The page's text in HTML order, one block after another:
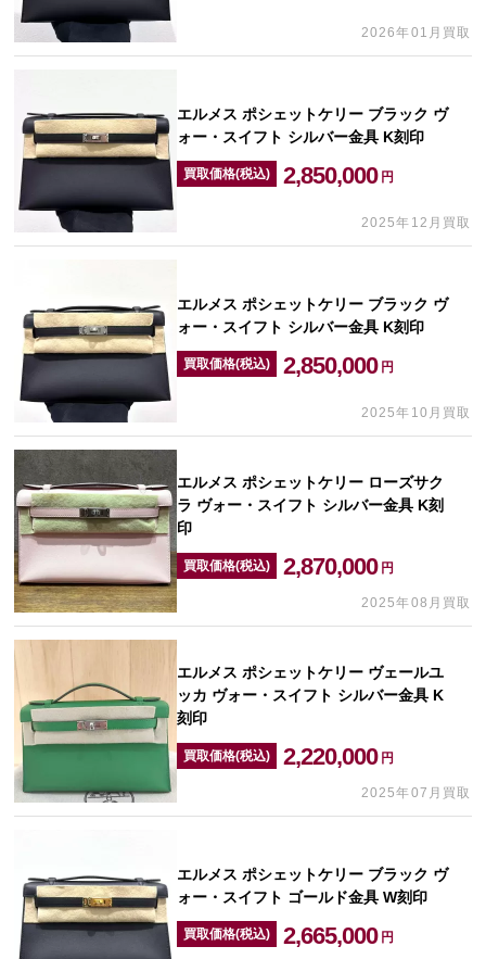
2026年01月買取
エルメス ポシェットケリー ブラック ヴ
ォー・スイフト シルバー金具 K刻印
買取価格(税込) 2,850,000 円
2025年12月買取
エルメス ポシェットケリー ブラック ヴ
ォー・スイフト シルバー金具 K刻印
買取価格(税込) 2,850,000 円
2025年10月買取
エルメス ポシェットケリー ローズサク
ラ ヴォー・スイフト シルバー金具 K刻
印
買取価格(税込) 2,870,000 円
2025年08月買取
エルメス ポシェットケリー ヴェールユ
ッカ ヴォー・スイフト シルバー金具 K
刻印
買取価格(税込) 2,220,000 円
2025年07月買取
エルメス ポシェットケリー ブラック ヴ
ォー・スイフト ゴールド金具 W刻印
買取価格(税込) 2,665,000 円